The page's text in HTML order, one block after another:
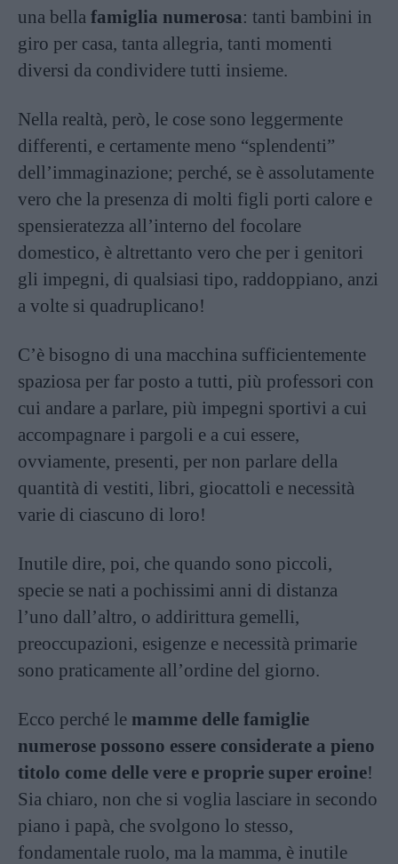
una bella famiglia numerosa: tanti bambini in
giro per casa, tanta allegria, tanti momenti
diversi da condividere tutti insieme.
Nella realtà, però, le cose sono leggermente
differenti, e certamente meno “splendenti”
dell’immaginazione; perché, se è assolutamente
vero che la presenza di molti figli porti calore e
spensieratezza all’interno del focolare
domestico, è altrettanto vero che per i genitori
gli impegni, di qualsiasi tipo, raddoppiano, anzi
a volte si quadruplicano!
C’è bisogno di una macchina sufficientemente
spaziosa per far posto a tutti, più professori con
cui andare a parlare, più impegni sportivi a cui
accompagnare i pargoli e a cui essere,
ovviamente, presenti, per non parlare della
quantità di vestiti, libri, giocattoli e necessità
varie di ciascuno di loro!
Inutile dire, poi, che quando sono piccoli,
specie se nati a pochissimi anni di distanza
l’uno dall’altro, o addirittura gemelli,
preoccupazioni, esigenze e necessità primarie
sono praticamente all’ordine del giorno.
Ecco perché le mamme delle famiglie
numerose possono essere considerate a pieno
titolo come delle vere e proprie super eroine!
Sia chiaro, non che si voglia lasciare in secondo
piano i papà, che svolgono lo stesso,
fondamentale ruolo, ma la mamma, è inutile